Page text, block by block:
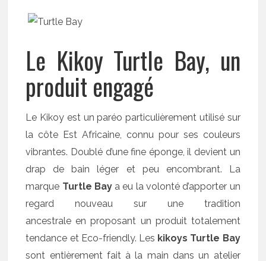
Le Kikoy Turtle Bay, un
produit engagé
Le Kikoy est un paréo particulièrement utilisé sur
la côte Est Africaine, connu pour ses couleurs
vibrantes. Doublé d’une fine éponge, il devient un
drap de bain léger et peu encombrant. La
marque Turtle Baya eu la volonté d’apporter un
regard nouveau sur une tradition
ancestrale en proposant un produit totalement
tendance et Eco-friendly. Les kikoys Turtle Bay
sont entièrement fait à la main dans un atelier